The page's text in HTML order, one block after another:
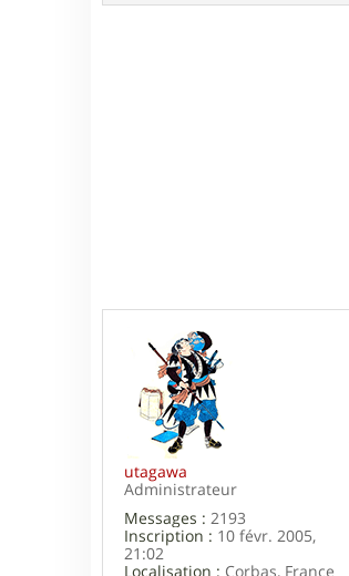
utagawa
Administrateur
Messages : 2193
Inscription : 10 févr. 2005,
21:02
Localisation : Corbas, France